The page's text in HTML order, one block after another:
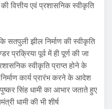
वित्तीय एवं प्रशासनिक स्वीकृति
सतपुली झील निर्माण की स्वीकृति
प्रक्रिया पूर्व में ही पूर्ण की जा
स्वीकृति प्राप्त होने के
कार्य प्रारंभ करने के आदेश
सिंह धामी का आभार जताते हुए
धामी की भी शीर्ष